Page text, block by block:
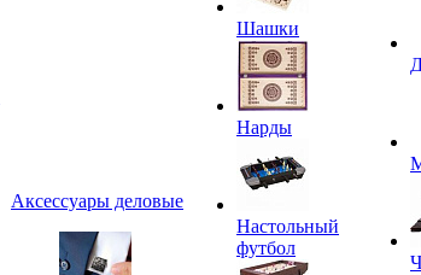
Аксессуары деловые
Шашки
Нарды
Настольный
футбол